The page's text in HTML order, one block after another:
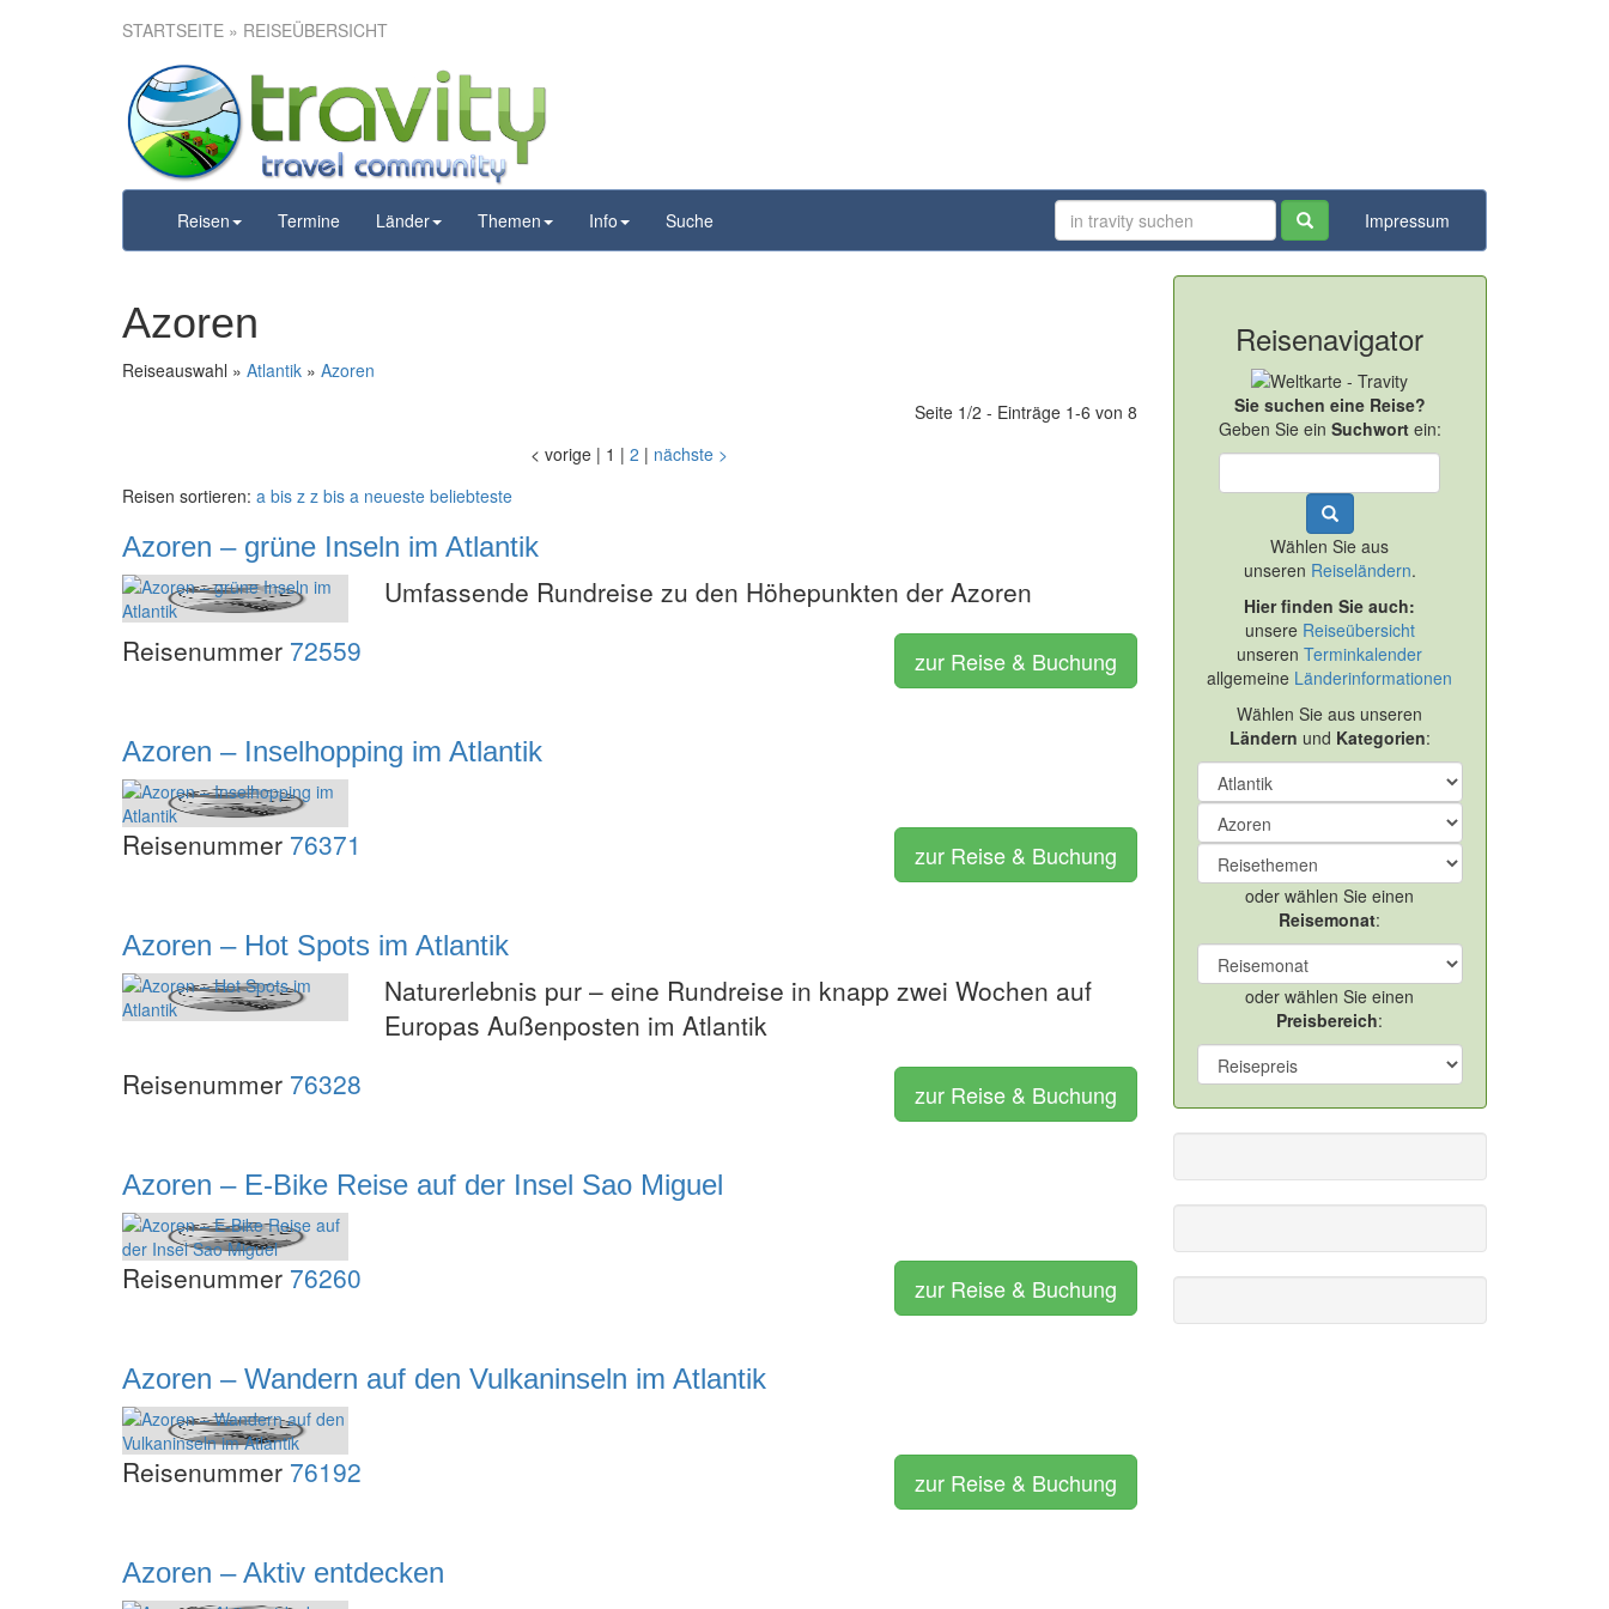
STARTSEITE » REISEÜBERSICHT
Reisen Termine Länder Themen Info Suche Impressum
Azoren
Reiseauswahl » Atlantik » Azoren
Seite 1/2 - Einträge 1-6 von 8
<vorige | 1 | 2 | nächste >
Reisen sortieren: a bis z z bis a neueste beliebteste
Azoren – grüne Inseln im Atlantik
Umfassende Rundreise zu den Höhepunkten der Azoren
Reisenummer 72559 zur Reise & Buchung
Azoren – Inselhopping im Atlantik
Reisenummer 76371 zur Reise & Buchung
Azoren – Hot Spots im Atlantik
Naturerlebnis pur – eine Rundreise in knapp zwei Wochen auf
Europas Außenposten im Atlantik
Reisenummer 76328 zur Reise & Buchung
Azoren – E-Bike Reise auf der Insel Sao Miguel
Reisenummer 76260 zur Reise & Buchung
Azoren – Wandern auf den Vulkaninseln im Atlantik
Reisenummer 76192 zur Reise & Buchung
Azoren – Aktiv entdecken
Reisenavigator
Sie suchen eine Reise?
Geben Sie ein Suchwortein:
Wählen Sie aus
unseren Reiseländern.
Hier finden Sie auch:
unsere Reiseübersicht
unserenTerminkalender
allgemeine Länderinformationen
Wählen Sie aus unseren
Ländern und Kategorien:
oder wählen Sie einen
Reisemonat:
oder wählen Sie einen
Preisbereich: